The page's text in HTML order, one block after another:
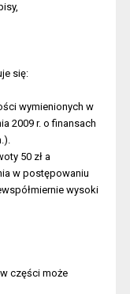
się:
wymienionych w
2009 r. o finansach
50 zł a
w postępowaniu
wysoki
części może